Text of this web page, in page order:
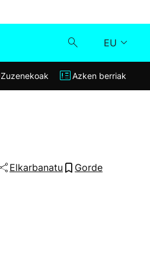
EU
Klisk
Zuzenekoak Azken berriak
Elkarbanatu Gorde